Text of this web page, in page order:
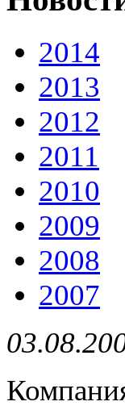
2014
2013
2012
2011
2010
2009
2008
2007